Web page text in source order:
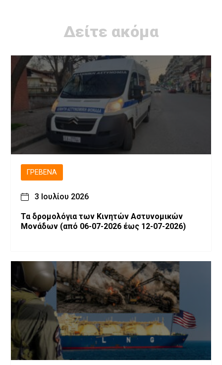
Δείτε ακόμα
ΓΡΕΒΕΝΆ
3 Ιουλίου 2026
Τα δρομολόγια των Κινητών Αστυνομικών
Μονάδων (από 06-07-2026 έως 12-07-2026)